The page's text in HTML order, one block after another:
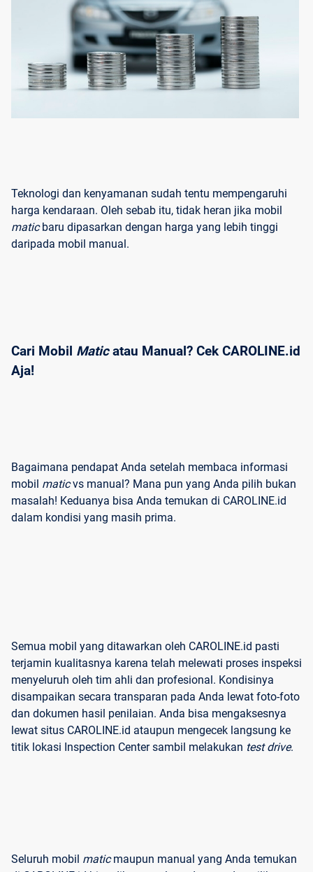
Teknologi dan kenyamanan sudah tentu mempengaruhi
harga kendaraan. Oleh sebab itu, tidak heran jika mobil
maticbaru dipasarkan dengan harga yang lebih tinggi
daripada mobil manual.
Cari Mobil Matic atau Manual? Cek CAROLINE.id
Aja!
Bagaimana pendapat Anda setelah membaca informasi
mobil maticvs manual? Mana pun yang Anda pilih bukan
masalah! Keduanya bisa Anda temukan di CAROLINE.id
dalam kondisi yang masih prima.
Semua mobil yang ditawarkan oleh CAROLINE.id pasti
terjamin kualitasnya karena telah melewati proses inspeksi
menyeluruh oleh tim ahli dan profesional. Kondisinya
disampaikan secara transparan pada Anda lewat foto-foto
dan dokumen hasil penilaian. Anda bisa mengaksesnya
lewat situs CAROLINE.id ataupun mengecek langsung ke
titik lokasi Inspection Center sambil melakukan test drive.
Seluruh mobil maticmaupun manual yang Anda temukan